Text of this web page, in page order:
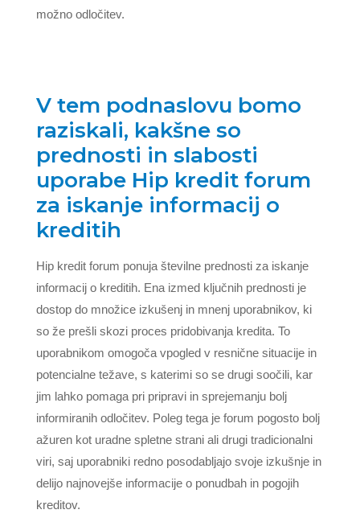
možno odločitev.
V tem podnaslovu bomo
raziskali, kakšne so
prednosti in slabosti
uporabe Hip kredit forum
za iskanje informacij o
kreditih
Hip kredit forum ponuja številne prednosti za iskanje
informacij o kreditih. Ena izmed ključnih prednosti je
dostop do množice izkušenj in mnenj uporabnikov, ki
so že prešli skozi proces pridobivanja kredita. To
uporabnikom omogoča vpogled v resnične situacije in
potencialne težave, s katerimi so se drugi soočili, kar
jim lahko pomaga pri pripravi in sprejemanju bolj
informiranih odločitev. Poleg tega je forum pogosto bolj
ažuren kot uradne spletne strani ali drugi tradicionalni
viri, saj uporabniki redno posodabljajo svoje izkušnje in
delijo najnovejše informacije o ponudbah in pogojih
kreditov.